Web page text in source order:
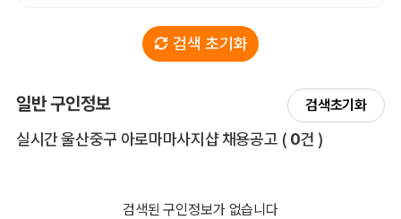
검색 초기화
일반 구인정보 검색초기화
실시간 울산중구 아로마마사지샵 채용공고 전체 목록
( 0건 )
검색된 구인정보가 없습니다